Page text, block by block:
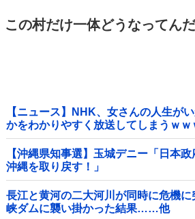
この村だけ一体どうなってん
【ニュース】NHK、女さんの人生が
かをわかりやすく放送してしまうｗｗ
【沖縄県知事選】玉城デニー「日本政
沖縄を取り戻す！」
長江と黄河の二大河川が同時に危機
峡ダムに襲い掛かった結果……他